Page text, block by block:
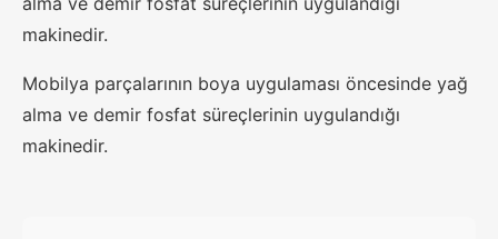
makinedir.
Mobilya parçalarının boya uygulaması öncesinde yağ
alma ve demir fosfat süreçlerinin uygulandığı
makinedir.